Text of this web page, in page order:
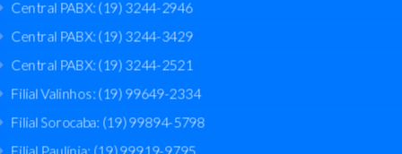
Central PABX: (19) 3244-2946
Central PABX: (19) 3244-3429
Central PABX: (19) 3244-2521
Filial Valinhos: (19) 99649-2334
Filial Sorocaba: (19) 99894-5798
Filial Paulínia: (19) 99919-9795